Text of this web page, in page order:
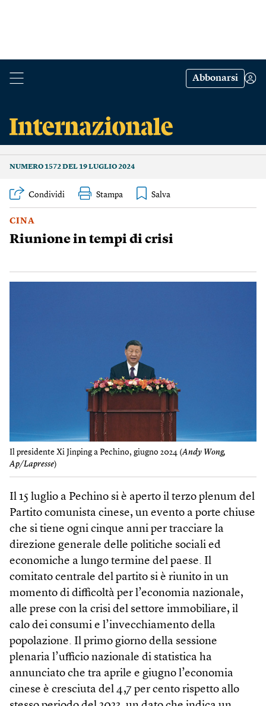
Abbonarsi
NUMERO 1572 DEL 19 LUGLIO 2024
Condividi Stampa
CINA
Riunione in tempi di crisi
Il presidente Xi Jinping a Pechino, giugno 2024 (Andy Wong,
Ap/Lapresse)
Il 15 luglio a Pechino si è aperto il terzo plenum del
Partito comunista cinese, un evento a porte chiuse
che si tiene ogni cinque anni per tracciare la
direzione generale delle politiche sociali ed
economiche a lungo termine del paese. Il
comitato centrale del partito si è riunito in un
momento di difficoltà per l’economia nazionale,
alle prese con la crisi del settore immobiliare, il
calo dei consumi e l’invecchiamento della
popolazione. Il primo giorno della sessione
plenaria l’ufficio nazionale di statistica ha
annunciato che tra aprile e giugno l’economia
cinese è cresciuta del 4,7 per cento rispetto allo